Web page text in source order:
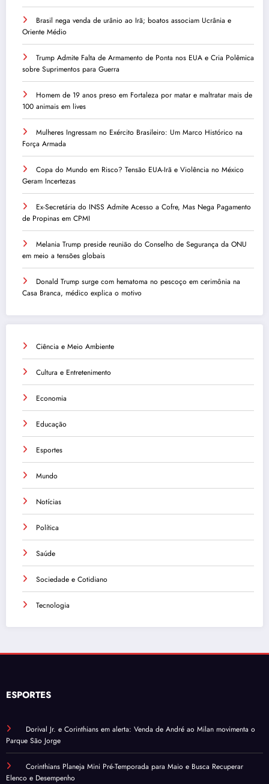
Brasil nega venda de urânio ao Irã; boatos associam Ucrânia e
Oriente Médio
Trump Admite Falta de Armamento de Ponta nos EUA e Cria Polêmica
sobre Suprimentos para Guerra
Homem de 19 anos preso em Fortaleza por matar e maltratar mais de
100 animais em lives
Mulheres Ingressam no Exército Brasileiro: Um Marco Histórico na
Força Armada
Copa do Mundo em Risco? Tensão EUA-Irã e Violência no México
Geram Incertezas
Ex-Secretária do INSS Admite Acesso a Cofre, Mas Nega Pagamento
de Propinas em CPMI
Melania Trump preside reunião do Conselho de Segurança da ONU
em meio a tensões globais
Donald Trump surge com hematoma no pescoço em cerimônia na
Casa Branca, médico explica o motivo
Ciência e Meio Ambiente
Cultura e Entretenimento
Economia
Educação
Esportes
Mundo
Notícias
Política
Saúde
Sociedade e Cotidiano
Tecnologia
ESPORTES
Dorival Jr. e Corinthians em alerta: Venda de André ao Milan movimenta o
Parque São Jorge
Corinthians Planeja Mini Pré-Temporada para Maio e Busca Recuperar
Elenco e Desempenho